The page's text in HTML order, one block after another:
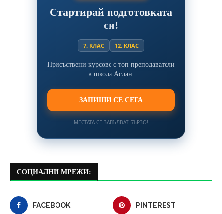
Стартирай подготовката
си!
7. КЛАС 12. КЛАС
Присъствени курсове с топ преподаватели
в школа Аслан.
ЗАПИШИ СЕ СЕГА
МЕСТАТА СЕ ЗАПЪЛВАТ БЪРЗО!
СОЦИАЛНИ МРЕЖИ:
FACEBOOK PINTEREST